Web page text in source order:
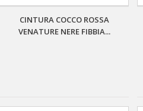
CINTURA COCCO ROSSA
VENATURE NERE FIBBIA...